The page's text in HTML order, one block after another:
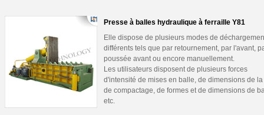
Presse à balles hydraulique à ferraille Y81
Elle dispose de plusieurs modes de
différents tels que par retournement, par l'avant,
poussée avant ou encore manuellement.
Les utilisateurs disposent de plusieurs forces
d'intensité de mises en balle, de dimensions de
de compactage, de formes et de dimensions de
etc.